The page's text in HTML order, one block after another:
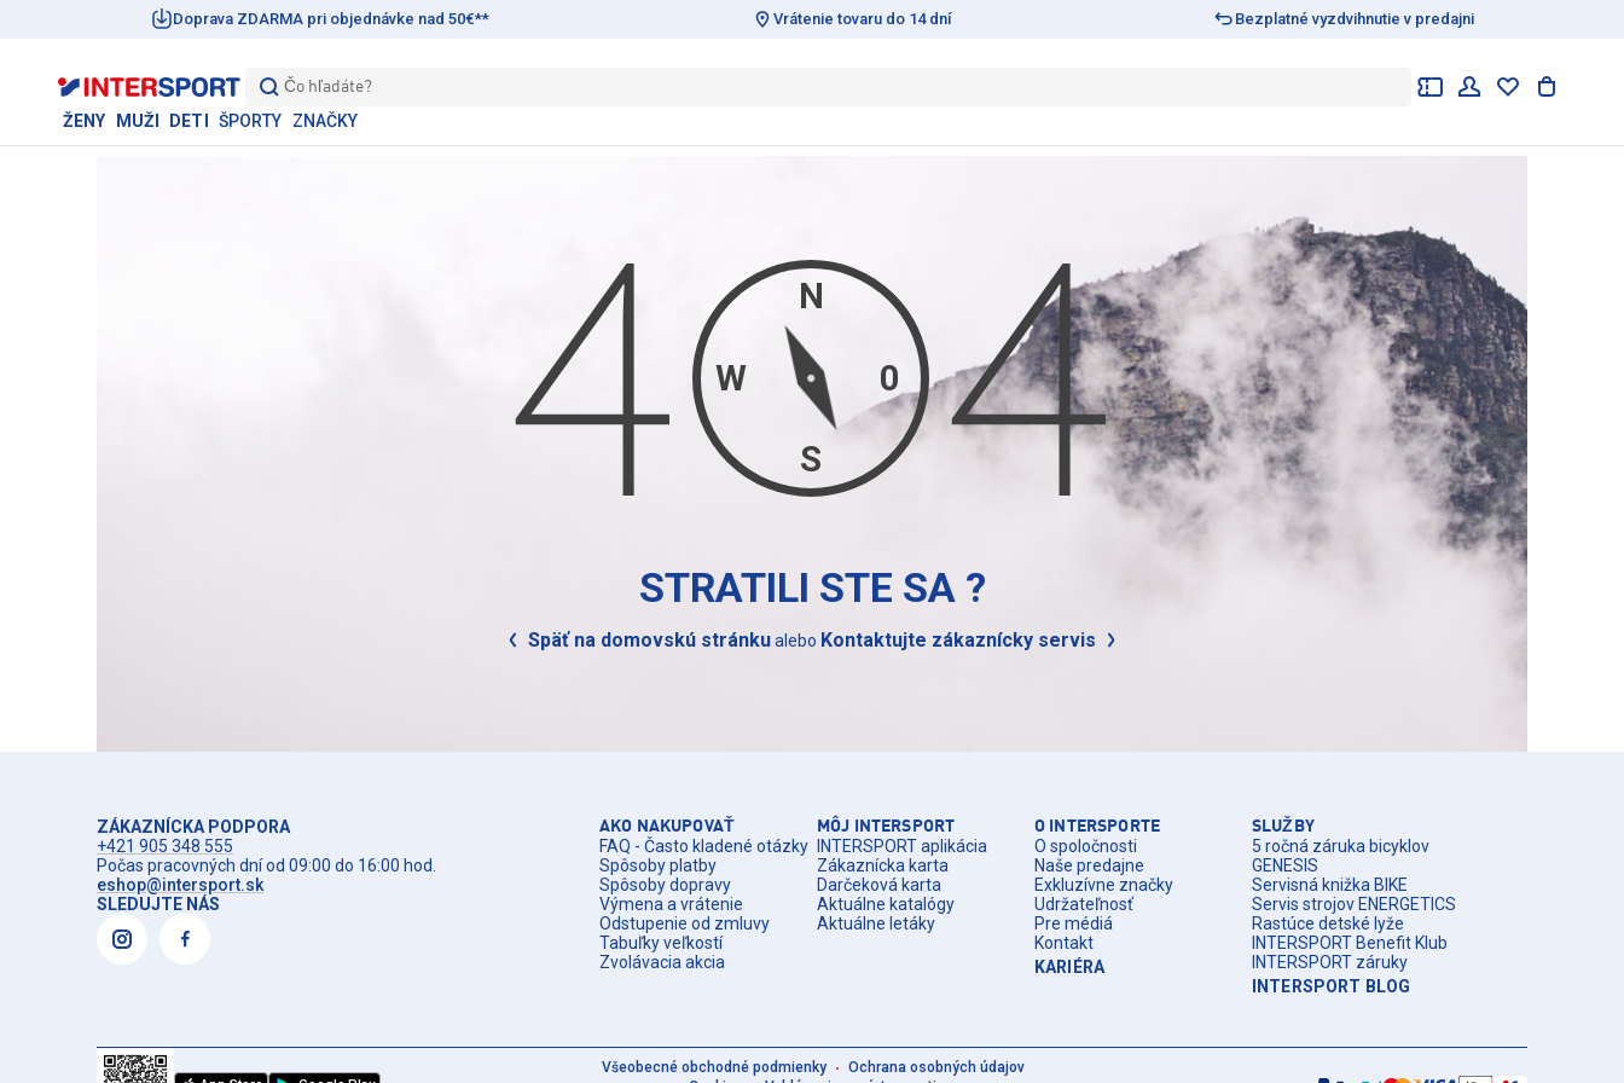
Doprava ZDARMA pri objednávke nad 50€** Vrátenie tovaru do 14 dní Bezplatné vyzdvihnutie v predajni
Čo hľadáte?
ŽENY MUŽI DETI ŠPORTY ZNAČKY
N
0
S
W
STRATILI STE SA ?
Späť na domovskú stránkualebo Kontaktujte zákaznícky servis
ZÁKAZNÍCKA PODPORA
+421 905 348 555
Počas pracovných dní od 09:00 do 16:00 hod.
eshop@intersport.sk
SLEDUJTE NÁS
AKO NAKUPOVAŤ
FAQ - Často kladené otázky
Spôsoby platby
Spôsoby dopravy
Výmena a vrátenie
Odstupenie od zmluvy
Tabuľky veľkostí
Zvolávacia akcia
MÔJ INTERSPORT
INTERSPORT aplikácia
Zákaznícka karta
Darčeková karta
Aktuálne katalógy
Aktuálne letáky
O INTERSPORTE
O spoločnosti
Naše predajne
Exkluzívne značky
Udržateľnosť
Pre médiá
Kontakt
KARIÉRA
SLUŽBY
5 ročná záruka bicyklov
GENESIS
Servisná knižka BIKE
Servis strojov ENERGETICS
Rastúce detské lyže
INTERSPORT Benefit Klub
INTERSPORT záruky
INTERSPORT BLOG
Všeobecné obchodné podmienky
Ochrana osobných údajov